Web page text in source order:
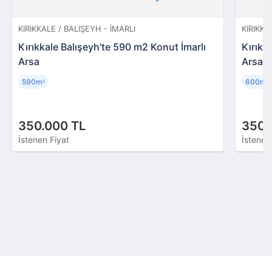
KIRIKKALE / BALIŞEYH - İMARLI
Kırıkkale Balışeyh'te 590 m2 Konut İmarlı
Arsa
350.000 TL
İstenen Fiyat
590m²
Arsa
600m